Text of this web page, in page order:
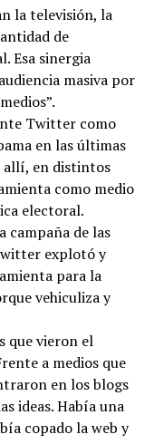
la televisión, la
de
Esa sinergia
masiva por
Twitter como
en las últimas
allí, en distintos
como medio
electoral.
campaña de las
explotó y
para la
vehiculiza y
que vieron el
a medios que
en los blogs
ideas. Había una
copado la web y